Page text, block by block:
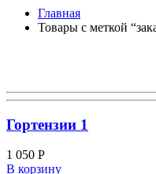
Главная
Товары с меткой
Гортензии 1
1 050 Р
В корзину